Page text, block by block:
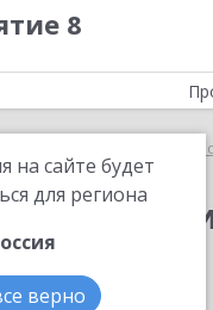
8
на сайте будет
для региона
верно
1С:Прогнозирование